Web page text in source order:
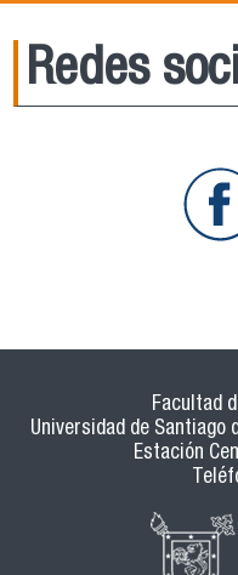
Redes
Facultad
Universidad de Santiago
Estación